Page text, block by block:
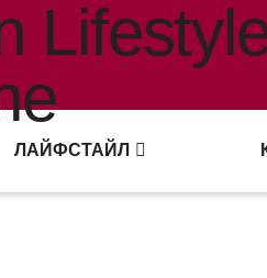
ЛАЙФСТАЙЛ